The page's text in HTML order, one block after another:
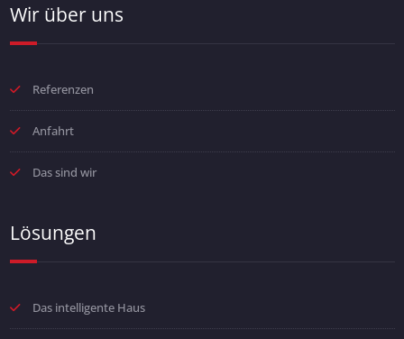
Wir über uns
Referenzen
Anfahrt
Das sind wir
Lösungen
Das intelligente Haus